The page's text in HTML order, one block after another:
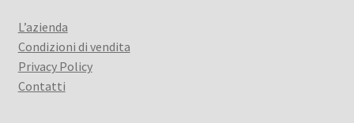
L’azienda
Condizioni di vendita
Privacy Policy
Contatti